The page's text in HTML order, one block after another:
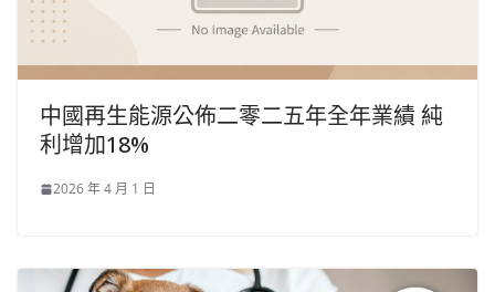
中國再生能源公佈二零二五年全年業績 純
利增加18%
2026 年 4 月 1 日